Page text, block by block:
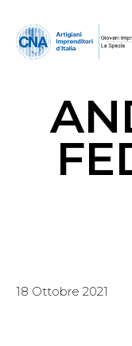
18 Ottobre 2021